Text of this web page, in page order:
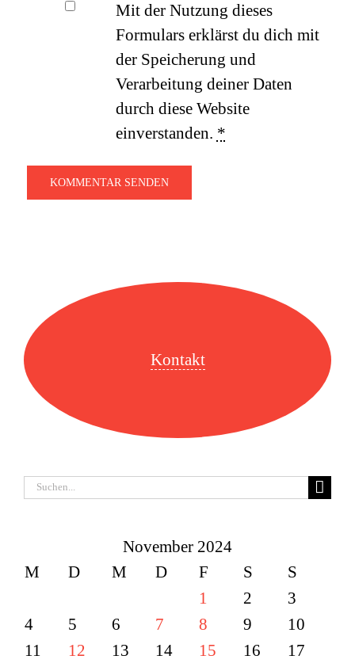
Mit der Nutzung dieses
Formulars erklärst du dich mit
der Speicherung und
Verarbeitung deiner Daten
durch diese Website
einverstanden. *
Kontakt
Suche
November 2024
M
D M D F S
S
1
2
3
4
5 6 7 8 9
10
11
12 13 14 15 16
17